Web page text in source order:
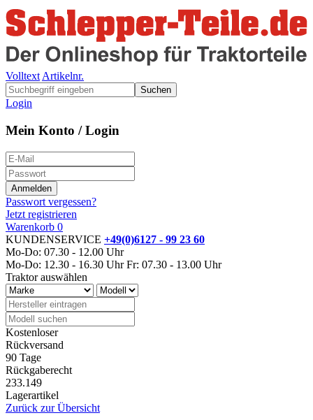
Volltext Artikelnr.
Suchen
Login
Mein Konto / Login
Passwort vergessen?
Jetzt registrieren
Warenkorb 0
KUNDENSERVICE +49(0)6127 - 99 23 60
Mo-Do: 07.30 - 12.00 Uhr
Mo-Do: 12.30 - 16.30 Uhr Fr: 07.30 - 13.00 Uhr
Traktor auswählen
Kostenloser
Rückversand
90 Tage
Rückgaberecht
233.149
Lagerartikel
Zurück zur Übersicht